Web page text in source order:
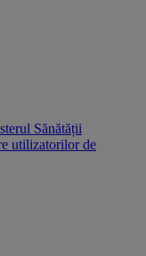
Sănătății
utilizatorilor de